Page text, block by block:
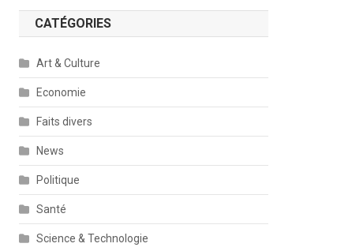
CATÉGORIES
Art & Culture
Economie
Faits divers
News
Politique
Santé
Science & Technologie